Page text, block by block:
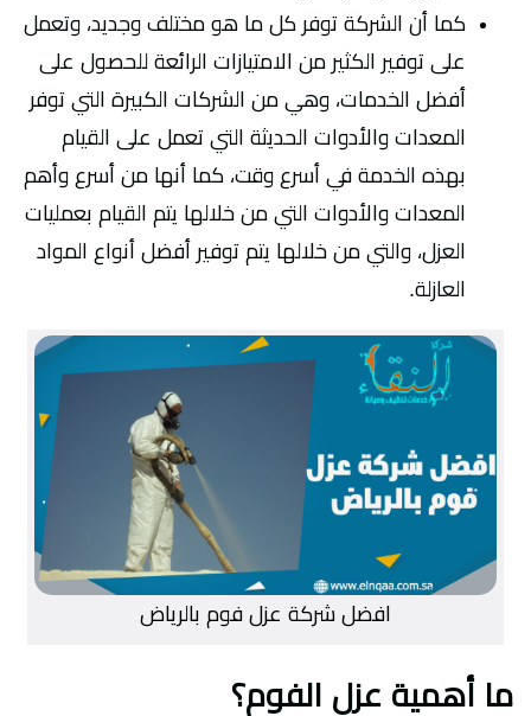
كما أن الشركة توفر كل ما هو مختلف وجديد، وتعمل
على توفير الكثير من الامتيازات الرائعة للحصول على
أفضل الخدمات، وهي من الشركات الكبيرة التي توفر
المعدات والأدوات الحديثة التي تعمل على القيام
بهذه الخدمة في أسرع وقت، كما أنها من أسرع وأهم
المعدات والأدوات التي من خلالها يتم القيام بعمليات
العزل، والتي من خلالها يتم توفير أفضل أنواع المواد
العازلة.
افضل شركة عزل فوم بالرياض
ما أهمية عزل الفوم؟